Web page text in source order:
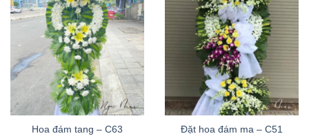
Hoa đám tang – C63
Đặt hoa đám ma – C51